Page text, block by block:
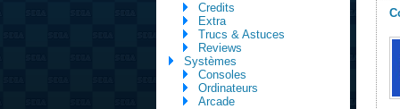
Credits
Extra
Trucs & Astuces
Reviews
Systèmes
Consoles
Ordinateurs
Arcade